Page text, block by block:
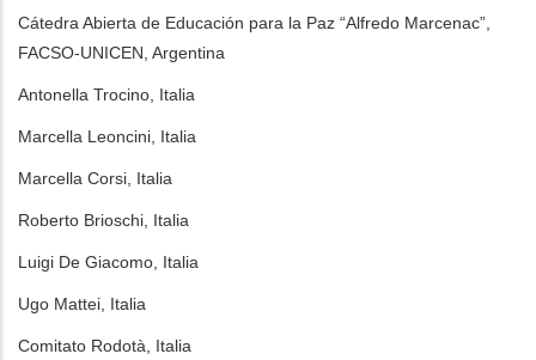
Cátedra Abierta de Educación para la Paz “Alfredo Marcenac”,
FACSO-UNICEN, Argentina
Antonella Trocino, Italia
Marcella Leoncini, Italia
Marcella Corsi, Italia
Roberto Brioschi, Italia
Luigi De Giacomo, Italia
Ugo Mattei, Italia
Comitato Rodotà, Italia